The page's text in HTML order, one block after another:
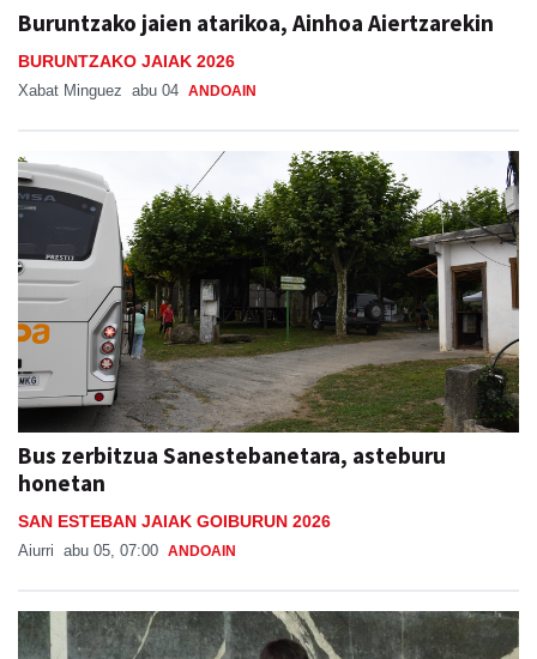
Buruntzako jaien atarikoa, Ainhoa Aiertzarekin
BURUNTZAKO JAIAK 2026
Xabat Minguez abu 04 ANDOAIN
Bus zerbitzua Sanestebanetara, asteburu
honetan
SAN ESTEBAN JAIAK GOIBURUN 2026
Aiurri abu 05, 07:00 ANDOAIN